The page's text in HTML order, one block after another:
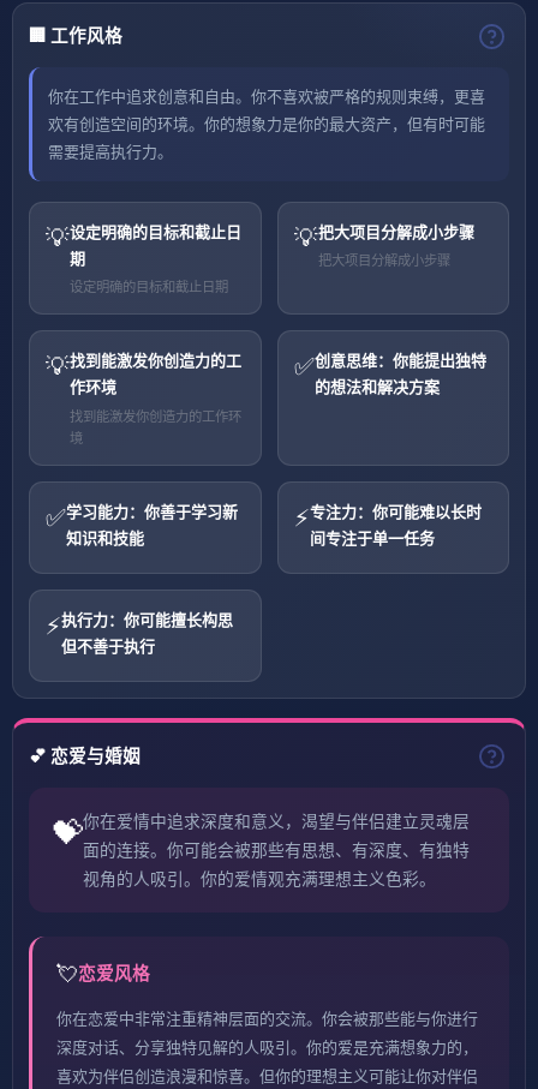
🏢 工作风格
你在工作中追求创意和自由。你不喜欢被严格的规则束缚，更喜
欢有创造空间的环境。你的想象力是你的最大资产，但有时可能
需要提高执行力。
💡设定明确的目标和截止日
期
设定明确的目标和截止日期
💡把大项目分解成小步骤
把大项目分解成小步骤
💡找到能激发你创造力的工
作环境
找到能激发你创造力的工作环
境
✅创意思维：你能提出独特
的想法和解决方案
✅学习能力：你善于学习新
知识和技能
⚡专注力：你可能难以长时
间专注于单一任务
⚡执行力：你可能擅长构思
但不善于执行
💕 恋爱与婚姻
💝你在爱情中追求深度和意义，渴望与伴侣建立灵魂层
面的连接。你可能会被那些有思想、有深度、有独特
视角的人吸引。你的爱情观充满理想主义色彩。
💘恋爱风格
你在恋爱中非常注重精神层面的交流。你会被那些能与你进行
深度对话、分享独特见解的人吸引。你的爱是充满想象力的，
喜欢为伴侣创造浪漫和惊喜。但你的理想主义可能让你对伴侣